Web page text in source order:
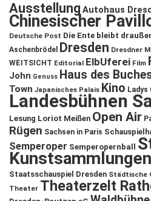
Ausstellung Autohaus
Chinesischer
Deutsche Post Die Ente bleibt
Aschenbrödel
Dresden Dresdner
WEITSICHT Editorial ElbUferei Film
John Genuss Haus des
Town Japanisches Palais Kino Ladys
Landesbühnen
Lesung Loriot Meißen Open Air
Rügen Sachsen in Paris
Semperoper Semperopernball
Staatsschauspiel Dresden Städtische
Theater Theaterzelt